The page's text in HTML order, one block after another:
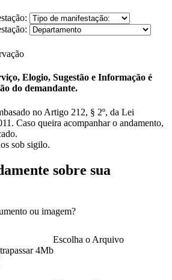
Elogio, Sugestão e Informação é
do demandante.
no Artigo 212, § 2º, da Lei
Caso queira acompanhar o andamento,
sob sigilo.
sobre sua
ou imagem?
Escolha o Arquivo
4Mb